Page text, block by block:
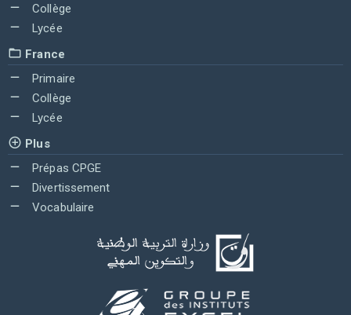
Collège
Lycée
France
Primaire
Collège
Lycée
Plus
Prépas CPGE
Divertissement
Vocabulaire